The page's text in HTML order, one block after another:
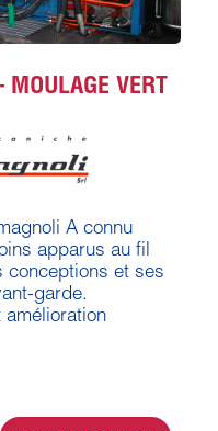
VERT
A connu
apparus au fil
conceptions et ses
garde.
amélioration